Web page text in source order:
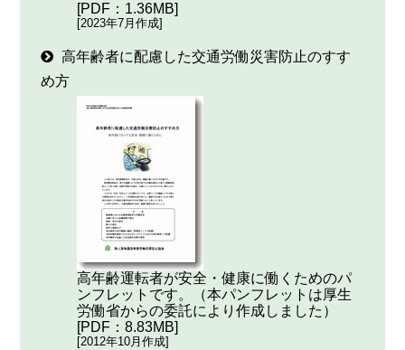
[PDF：1.36MB]
[2023年7月作成]
高年齢者に配慮した交通労働災害防止のすす
め方
高年齢運転者が安全・健康に働くためのパ
ンフレットです。（本パンフレットは厚生
労働省からの委託により作成しました）
[PDF：8.83MB]
[2012年10月作成]